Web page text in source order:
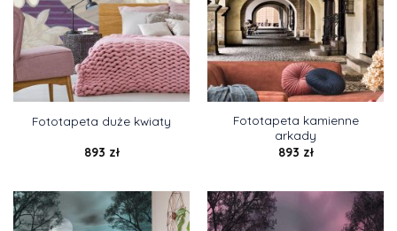
Fototapeta duże kwiaty
893 zł
Fototapeta kamienne
arkady
893 zł